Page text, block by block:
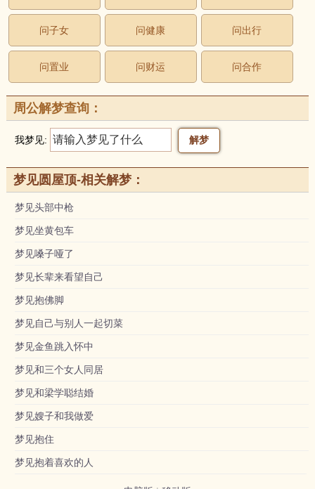
问子女 问健康 问出行
问置业 问财运 问合作
周公解梦查询：
我梦见:
梦见圆屋顶-相关解梦：
梦见头部中枪
梦见坐黄包车
梦见嗓子哑了
梦见长辈来看望自己
梦见抱佛脚
梦见自己与别人一起切菜
梦见金鱼跳入怀中
梦见和三个女人同居
梦见和梁学聪结婚
梦见嫂子和我做爱
梦见抱住
梦见抱着喜欢的人